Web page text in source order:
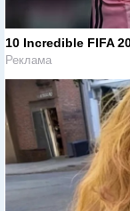
10 Incredible FIFA
Реклама